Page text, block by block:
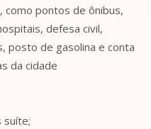
como pontos de ônibus,
defesa civil,
posto de gasolina e conta
da cidade
suíte;